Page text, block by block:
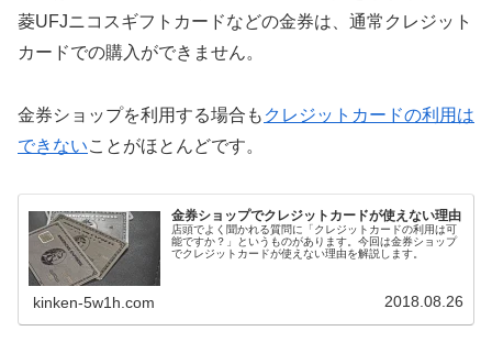
菱UFJニコスギフトカードなどの金券は、通常クレジット
カードでの購入ができません。
金券ショップを利用する場合も クレジットカードの利用は
できないことがほとんどです。
金券ショップでクレジットカードが使えない理由
店頭でよく聞かれる質問に「クレジットカードの利用は可
能ですか？」というものがあります。今回は金券ショップ
でクレジットカードが使えない理由を解説します。
kinken-5w1h.com 2018.08.26